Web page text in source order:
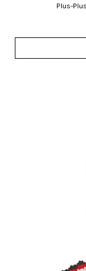
Plus-